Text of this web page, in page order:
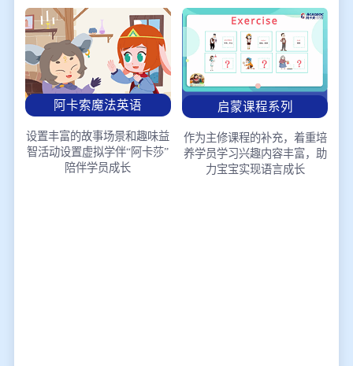
阿卡索魔法英语
设置丰富的故事场景和趣味益
智活动设置虚拟学伴“阿卡莎”
陪伴学员成长
启蒙课程系列
作为主修课程的补充，着重培
养学员学习兴趣内容丰富，助
力宝宝实现语言成长